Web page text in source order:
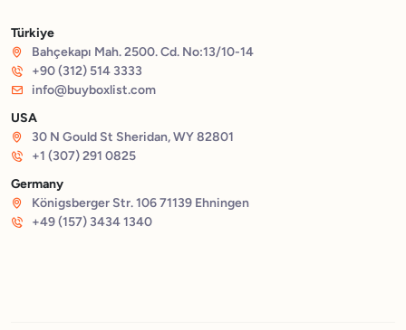
Türkiye
Bahçekapı Mah. 2500. Cd. No:13/10-14
+90 (312) 514 3333
info@buyboxlist.com
USA
30 N Gould St Sheridan, WY 82801
+1 (307) 291 0825
Germany
Königsberger Str. 106 71139 Ehningen
+49 (157) 3434 1340